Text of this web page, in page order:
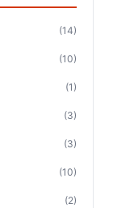
(14)
(10)
(1)
(3)
(3)
(10)
(2)